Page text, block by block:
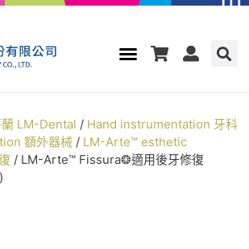
LM-Dental / Hand instrumentation 牙科
額外器械 / LM-Arte™ esthetic
/ LM-Arte™ Fissura❂適用後牙修復